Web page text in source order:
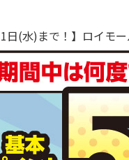
日(水)まで！】ロイモ